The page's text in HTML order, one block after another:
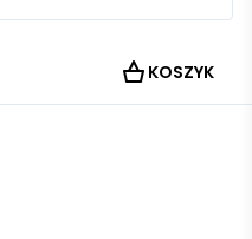
KOSZYK